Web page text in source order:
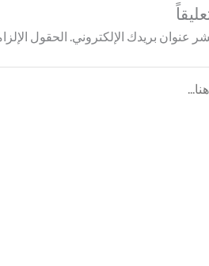
عنوان بريدك الإلكتروني. الحقول